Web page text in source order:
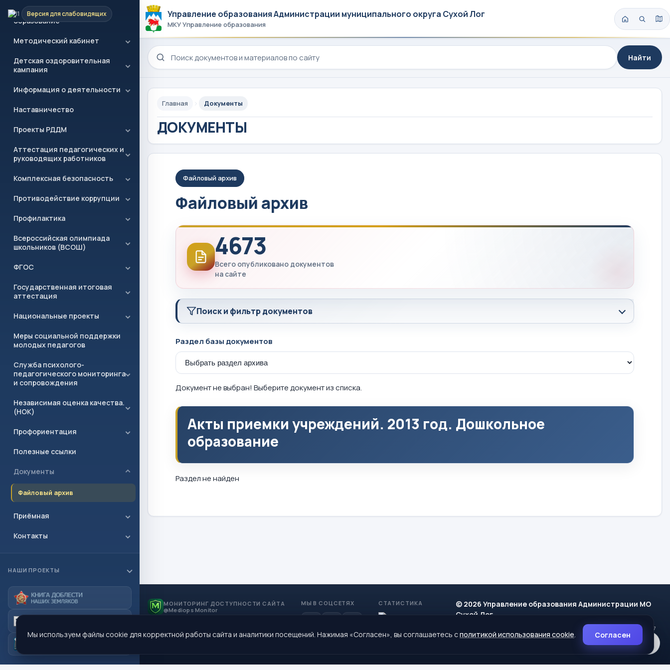
Версия для слабовидящих
(персонифицированное)
образование
Методический кабинет
Детская оздоровительная
кампания
Информация о деятельности
Наставничество
Проекты РДДМ
Аттестация педагогических и
руководящих работников
Комплексная безопасность
Противодействие коррупции
Профилактика
Всероссийская олимпиада
школьников (ВСОШ)
ФГОС
Государственная итоговая
аттестация
Национальные проекты
Меры социальной поддержки
молодых педагогов
Служба психолого-
педагогического мониторинга
и сопровождения
Независимая оценка качества.
(НОК)
Профориентация
Полезные ссылки
Документы
Файловый архив
Приёмная
Контакты
НАШИ ПРОЕКТЫ
Управление образования Администрации муниципального округа Сухой Лог
МКУ Управление образования
Поиск по сайту
Найти
Главная Документы
ДОКУМЕНТЫ
Файловый архив
Файловый архив
4673
Всего опубликовано документов
на сайте
Поиск и фильтр документов
Раздел базы документов
Документ не выбран! Выберите документ из списка.
Акты приемки учреждений. 2013 год. Дошкольное
образование
Раздел не найден
МОНИТОРИНГ ДОСТУПНОСТИ САЙТА
@Mediops Monitor
МЫ В СОЦСЕТЯХ СТАТИСТИКА
© 2026 Управление образования Администрации МО
Сухой Лог
624800, Свердловская область, г. Сухой Лог, ул. Кирова, дом 7
Политика cookie
Мы используем файлы cookie для корректной работы сайта и аналитики посещений. Нажимая «Согласен», вы соглашаетесь сполитикой использования cookie. Согласен